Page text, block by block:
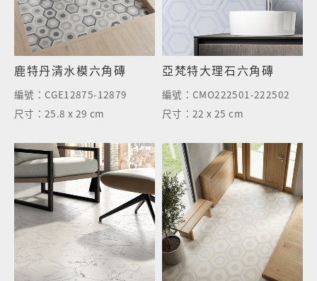
鹿特丹清水模六角磚
編號： CGE12875-12879
尺寸：25.8 x 29 cm
亞梵特大理石六角磚
編號： CMO222501-222502
尺寸：22 x 25 cm